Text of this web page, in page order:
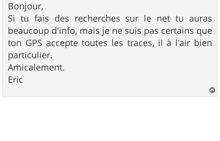
s
s
a
g
e
Bonjour,
Si tu fais des recherches sur le net tu auras
beaucoup d'info, mais je ne suis pas certains que
ton GPS accepte toutes les traces, il à l'air bien
particulier.
Amicalement.
Eric
a